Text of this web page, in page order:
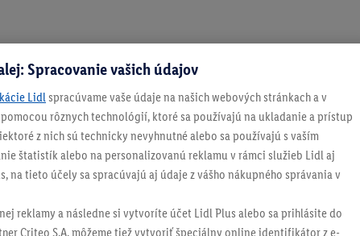
Spracovanie vašich údajov
Lidl spracúvame vaše údaje na našich webových stránkach a v
rôznych technológií, ktoré sa používajú na ukladanie a prístup
z nich sú technicky nevyhnutné alebo sa používajú s vaším
štatistík alebo na personalizovanú reklamu v rámci služieb Lidl aj
na tieto účely sa spracúvajú aj údaje z vášho nákupného správania v
reklamy a následne si vytvoríte účet Lidl Plus alebo sa prihlásite do
Criteo S.A. môžeme tiež vytvoriť špeciálny online identifikátor z e-